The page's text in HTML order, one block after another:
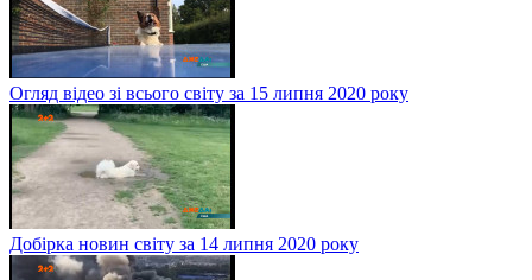
Огляд відео зі всього світу за 15 липня 2020 року
Добірка новин світу за 14 липня 2020 року